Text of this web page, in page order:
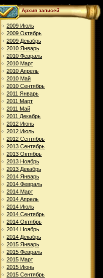
Архив записей
2009 Июль
2009 Октябрь
2009 Декабрь
2010 Январь
2010 Февраль
2010 Март
2010 Апрель
2010 Май
2010 Сентябрь
2011 Январь
2011 Март
2011 Май
2011 Декабрь
2012 Июнь
2012 Июль
2012 Сентябрь
2013 Сентябрь
2013 Октябрь
2013 Ноябрь
2013 Декабрь
2014 Январь
2014 Февраль
2014 Март
2014 Апрель
2014 Июль
2014 Сентябрь
2014 Октябрь
2014 Ноябрь
2014 Декабрь
2015 Январь
2015 Февраль
2015 Март
2015 Июнь
2015 Сентябрь